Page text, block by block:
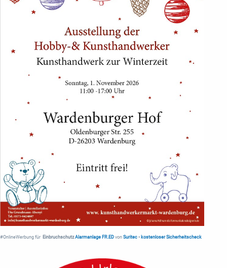
#OnlineWerbung für Einbruchschutz Alarmanlage FR.ED von Suritec • kostenloser Sicherheitscheck